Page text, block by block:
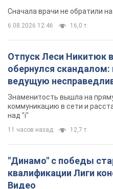
Сначала врачи не обратили
6.08.2026 12:46 16,0 т.
Отпуск Леси Никитюк
обернулся скандалом:
ведущую
Знаменитость вышла на
коммуникацию в сети и
над "i"
11 часов назад 12,7 т.
"Динамо" с победы
квалификации Лиги
Видео